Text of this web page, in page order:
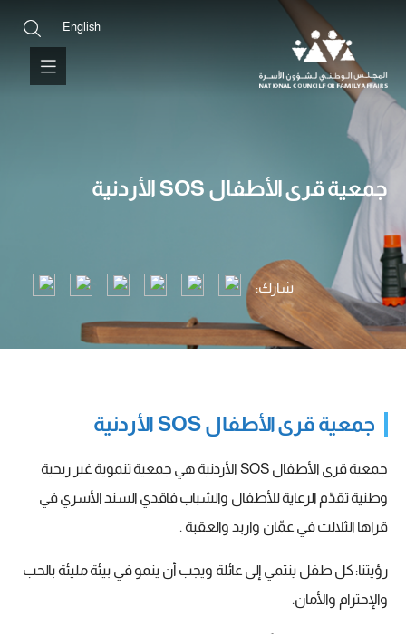
English
جمعية قرى الأطفال SOS الأردنية
شارك:
جمعية قرى الأطفال SOS الأردنية
جمعية قرى الأطفال SOS الأردنية هي جمعية تنموية غير ربحية
وطنية تقدّم الرعاية للأطفال والشباب فاقدي السند الأسري في
قراها الثلالث في عمّان واربد والعقبة .
رؤيتنا: كل طفل ينتمي إلى عائلة ويجب أن ينمو في بيئة مليئة بالحب
والإحترام والأمان.